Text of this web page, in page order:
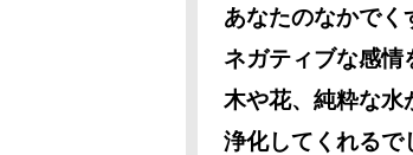
あなたのなかでく
ネガティブな感情
木や花、純粋な水
浄化してくれるで